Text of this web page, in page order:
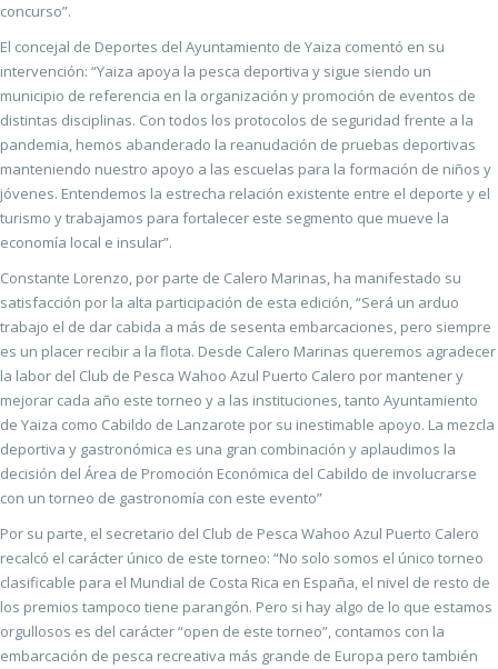
concurso”.
El concejal de Deportes del Ayuntamiento de Yaiza comentó en su
intervención: “Yaiza apoya la pesca deportiva y sigue siendo un
municipio de referencia en la organización y promoción de eventos de
distintas disciplinas. Con todos los protocolos de seguridad frente a la
pandemia, hemos abanderado la reanudación de pruebas deportivas
manteniendo nuestro apoyo a las escuelas para la formación de niños y
jóvenes. Entendemos la estrecha relación existente entre el deporte y el
turismo y trabajamos para fortalecer este segmento que mueve la
economía local e insular”.
Constante Lorenzo, por parte de Calero Marinas, ha manifestado su
satisfacción por la alta participación de esta edición, “Será un arduo
trabajo el de dar cabida a más de sesenta embarcaciones, pero siempre
es un placer recibir a la flota. Desde Calero Marinas queremos agradecer
la labor del Club de Pesca Wahoo Azul Puerto Calero por mantener y
mejorar cada año este torneo y a las instituciones, tanto Ayuntamiento
de Yaiza como Cabildo de Lanzarote por su inestimable apoyo. La mezcla
deportiva y gastronómica es una gran combinación y aplaudimos la
decisión del Área de Promoción Económica del Cabildo de involucrarse
con un torneo de gastronomía con este evento”
Por su parte, el secretario del Club de Pesca Wahoo Azul Puerto Calero
recalcó el carácter único de este torneo: “No solo somos el único torneo
clasificable para el Mundial de Costa Rica en España, el nivel de resto de
los premios tampoco tiene parangón. Pero si hay algo de lo que estamos
orgullosos es del carácter “open de este torneo”, contamos con la
embarcación de pesca recreativa más grande de Europa pero también